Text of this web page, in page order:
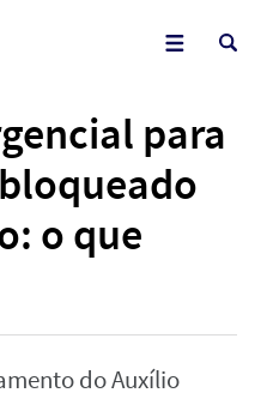
para
o que
do Auxílio